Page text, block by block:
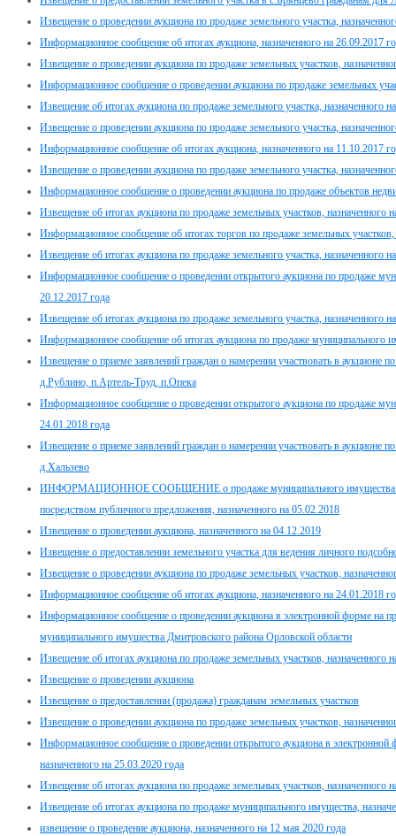
Извещение о проведении аукциона по продаже земельного участка,
Информационное сообщение об итогах аукциона, назначенного на 26.09.2017
Извещение о проведении аукциона по продаже земельных участков,
Информационное сообщение о проведении аукциона по продаже земельных
Извещение об итогах аукциона по продаже земельного участка, назначенного
Извещение о проведении аукциона по продаже земельного участка,
Информационное сообщение об итогах аукциона, назначенного на 11.10.2017
Извещение о проведении аукциона по продаже земельного участка,
Информационное сообщение о проведении аукциона по продаже объектов
Извещение об итогах аукциона по продаже земельных участков, назначенного
Информационное сообщение об итогах торгов по продаже земельных участков,
Извещение об итогах аукциона по продаже земельного участка, назначенного
Информационное сообщение о проведении открытого аукциона по продаже
20.12.2017 года
Извещение об итогах аукциона по продаже земельного участка, назначенного
Информационное сообщение об итогах аукциона по продаже муниципального
Извещение о приеме заявлений граждан о намерении участвовать в аукционе
д.Рублино, п.Артель-Труд, п.Опека
Информационное сообщение о проведении открытого аукциона по продаже
24.01.2018 года
Извещение о приеме заявлений граждан о намерении участвовать в аукционе
д.Хальзево
ИНФОРМАЦИОННОЕ СООБЩЕНИЕ о продаже муниципального имущества
посредством публичного предложения, назначенного на 05.02.2018
Извещение о проведении аукциона, назначенного на 04.12.2019
Извещение о предоставлении земельного участка для ведения личного
Извещение о проведении аукциона по продаже земельных участков,
Информационное сообщение об итогах аукциона, назначенного на 24.01.2018
Информационное сообщение о проведении аукциона в электронной форме на
муниципального имущества Дмитровского района Орловской области
Извещение об итогах аукциона по продаже земельных участков, назначенного
Извещение о проведении аукциона
Извещение о предоставлении (продажа) гражданам земельных участков
Извещение о проведении аукциона по продаже земельных участков,
Информационное сообщение о проведении открытого аукциона в
назначенного на 25.03.2020 года
Извещение об итогах аукциона по продаже земельных участков, назначенного
Извещение об итогах аукциона по продаже муниципального имущества,
извещение о проведение аукциона, назначенного на 12 мая 2020 года